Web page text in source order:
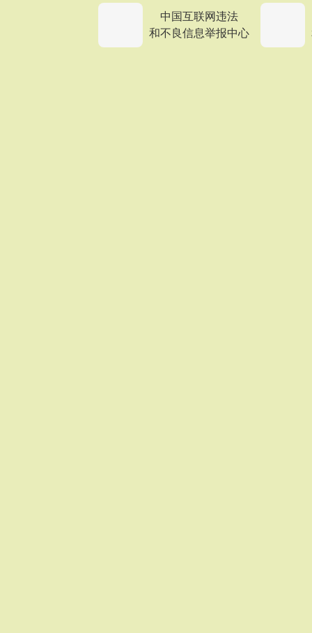
中国互联网违法
和不良信息举报中心